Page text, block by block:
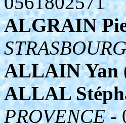
ALGRAIN
STRASBOURG
ALLAIN Yan
ALLAL
PROVENCE-